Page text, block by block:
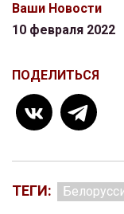
Ваши Новости
10 февраля 2022
ПОДЕЛИТЬСЯ
ТЕГИ: